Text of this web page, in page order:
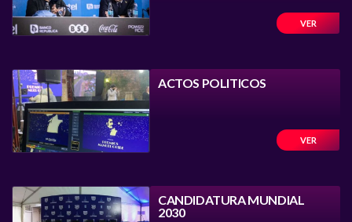
VER
ACTOS POLITICOS
VER
CANDIDATURA MUNDIAL
2030